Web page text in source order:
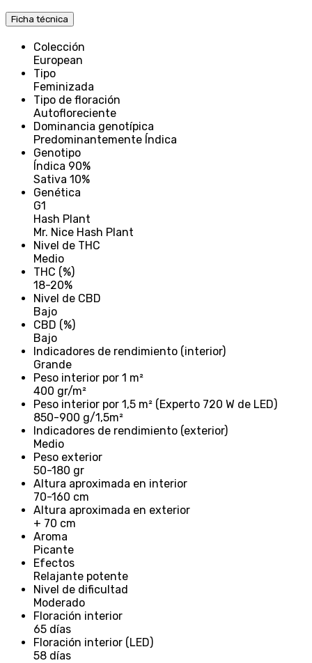
Ficha técnica
Colección
European
Tipo
Feminizada
Tipo de floración
Autofloreciente
Dominancia genotípica
Predominantemente Índica
Genotipo
Índica 90%
Sativa 10%
Genética
G1
Hash Plant
Mr. Nice Hash Plant
Nivel de THC
Medio
THC (%)
18-20%
Nivel de CBD
Bajo
CBD (%)
Bajo
Indicadores de rendimiento (interior)
Grande
Peso interior por 1 m²
400 gr/m²
Peso interior por 1,5 m² (Experto 720 W de LED)
850-900 g/1,5m²
Indicadores de rendimiento (exterior)
Medio
Peso exterior
50-180 gr
Altura aproximada en interior
70-160 cm
Altura aproximada en exterior
+ 70 cm
Aroma
Picante
Efectos
Relajante potente
Nivel de dificultad
Moderado
Floración interior
65 días
Floración interior (LED)
58 días